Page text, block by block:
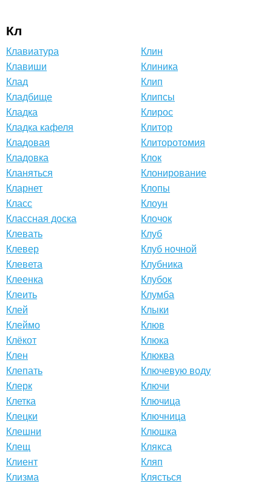
Кл
Клавиатура
Клавиши
Клад
Кладбище
Кладка
Кладка кафеля
Кладовая
Кладовка
Кланяться
Кларнет
Класс
Классная доска
Клевать
Клевер
Клевета
Клеенка
Клеить
Клей
Клеймо
Клёкот
Клен
Клепать
Клерк
Клетка
Клецки
Клешни
Клещ
Клиент
Клизма
Клин
Клиника
Клип
Клипсы
Клирос
Клитор
Клиторотомия
Клок
Клонирование
Клопы
Клоун
Клочок
Клуб
Клуб ночной
Клубника
Клубок
Клумба
Клыки
Клюв
Клюка
Клюква
Ключевую воду
Ключи
Ключица
Ключница
Клюшка
Клякса
Кляп
Клясться